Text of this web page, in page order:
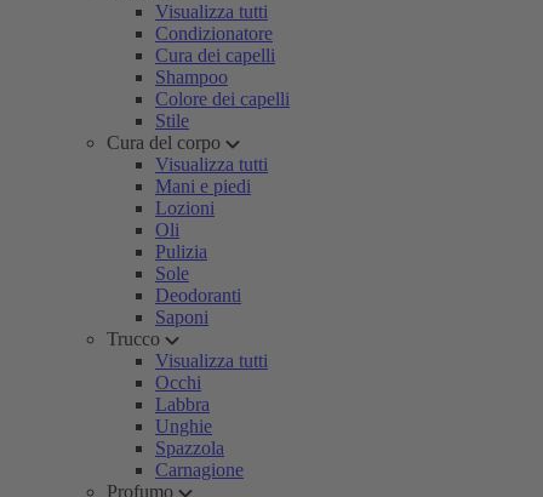
Visualizza tutti
Condizionatore
Cura dei capelli
Shampoo
Colore dei capelli
Stile
Cura del corpo
Visualizza tutti
Mani e piedi
Lozioni
Oli
Pulizia
Sole
Deodoranti
Saponi
Trucco
Visualizza tutti
Occhi
Labbra
Unghie
Spazzola
Carnagione
Profumo